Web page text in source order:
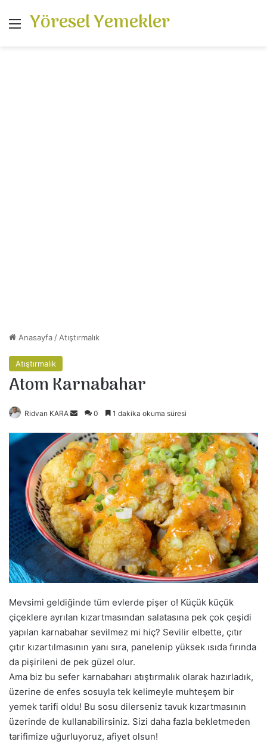
Menü
Yöresel Yemekler
Anasayfa / Atıştırmalık
Atıştırmalık
Atom Karnabahar
Ridvan KARA
r
e
-
p
o
s
t
a
g
n
d
e
r
0 1 dakika okuma süresi
Mevsimi geldiğinde tüm evlerde pişer o! Küçük küçük
çiçeklere ayrılan kızartmasından salatasına pek çok çeşidi
yapılan karnabahar sevilmez mi hiç? Sevilir elbette, çıtır
çıtır kızartılmasının yanı sıra, panelenip yüksek ısıda fırında
da pişirileni de pek güzel olur.
Ama biz bu sefer karnabaharı atıştırmalık olarak hazırladık,
üzerine de enfes sosuyla tek kelimeyle muhteşem bir
yemek tarifi oldu! Bu sosu dilerseniz tavuk kızartmasının
üzerinde de kullanabilirsiniz. Sizi daha fazla bekletmeden
tarifimize uğurluyoruz, afiyet olsun!